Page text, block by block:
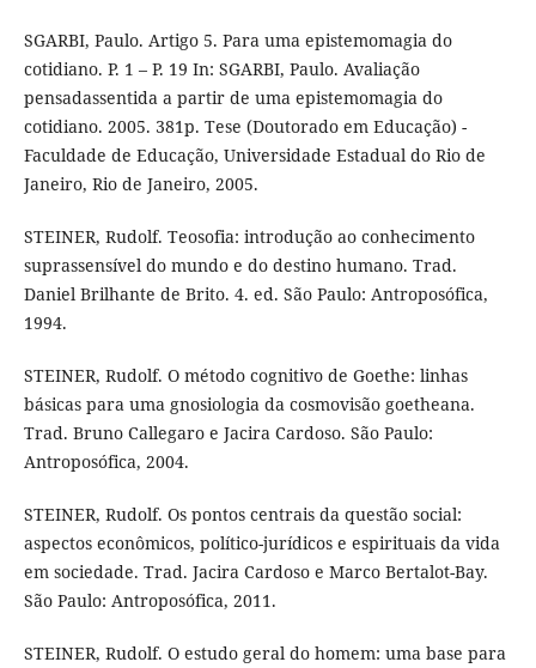
SGARBI, Paulo. Artigo 5. Para uma epistemomagia do
cotidiano. P. 1 – P. 19 In: SGARBI, Paulo. Avaliação
pensadassentida a partir de uma epistemomagia do
cotidiano. 2005. 381p. Tese (Doutorado em Educação) -
Faculdade de Educação, Universidade Estadual do Rio de
Janeiro, Rio de Janeiro, 2005.
STEINER, Rudolf. Teosofia: introdução ao conhecimento
suprassensível do mundo e do destino humano. Trad.
Daniel Brilhante de Brito. 4. ed. São Paulo: Antroposófica,
1994.
STEINER, Rudolf. O método cognitivo de Goethe: linhas
básicas para uma gnosiologia da cosmovisão goetheana.
Trad. Bruno Callegaro e Jacira Cardoso. São Paulo:
Antroposófica, 2004.
STEINER, Rudolf. Os pontos centrais da questão social:
aspectos econômicos, político-jurídicos e espirituais da vida
em sociedade. Trad. Jacira Cardoso e Marco Bertalot-Bay.
São Paulo: Antroposófica, 2011.
STEINER, Rudolf. O estudo geral do homem: uma base para